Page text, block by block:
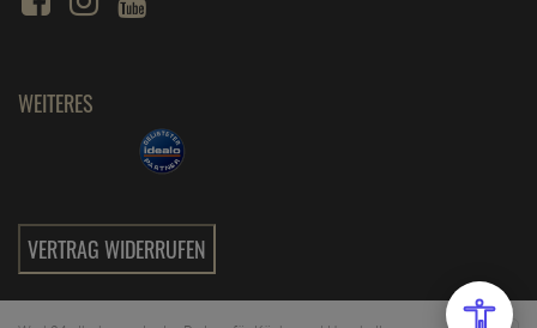
WEITERES
VERTRAG WIDERRUFEN